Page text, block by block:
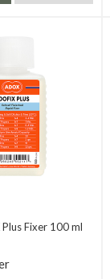
Fixer 100 ml